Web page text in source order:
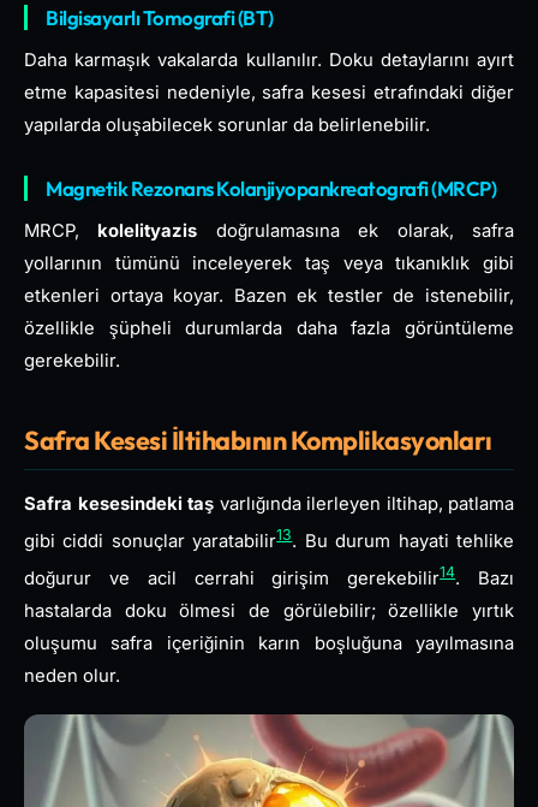
Bilgisayarlı Tomografi (BT)
Daha karmaşık vakalarda kullanılır. Doku detaylarını ayırt
etme kapasitesi nedeniyle, safra kesesi etrafındaki diğer
yapılarda oluşabilecek sorunlar da belirlenebilir.
Magnetik Rezonans Kolanjiyopankreatografi (MRCP)
MRCP, kolelityazis doğrulamasına ek olarak, safra
yollarının tümünü inceleyerek taş veya tıkanıklık gibi
etkenleri ortaya koyar. Bazen ek testler de istenebilir,
özellikle şüpheli durumlarda daha fazla görüntüleme
gerekebilir.
Safra Kesesi İltihabının Komplikasyonları
Safra kesesindeki taş varlığında ilerleyen iltihap, patlama
gibi ciddi sonuçlar yaratabilir13. Bu durum hayati tehlike
doğurur ve acil cerrahi girişim gerekebilir14. Bazı
hastalarda doku ölmesi de görülebilir; özellikle yırtık
oluşumu safra içeriğinin karın boşluğuna yayılmasına
neden olur.